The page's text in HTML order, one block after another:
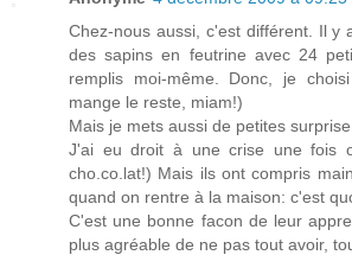
Chez-nous aussi, c'est différent. Il y
des sapins en feutrine avec 24
remplis moi-même. Donc, je
mange le reste, miam!)
Mais je mets aussi de petites surprise.
J'ai eu droit à une crise une fois
cho.co.lat!) Mais ils ont compris
quand on rentre à la maison: c'est
C'est une bonne facon de leur
plus agréable de ne pas tout avoir,